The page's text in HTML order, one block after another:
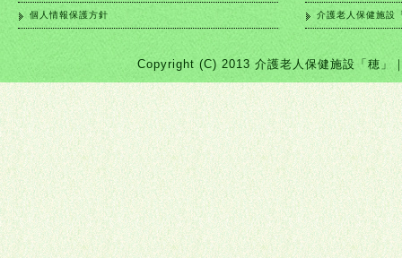
個人情報保護方針 介護老人保健施設
Copyright (C) 2013 介護老人保健施設「穂